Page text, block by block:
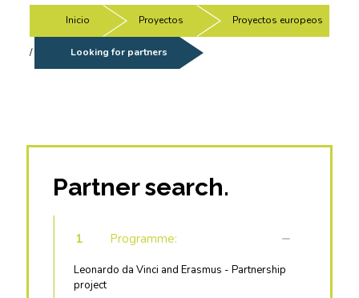
Inicio Proyectos Proyectos europeos
/ Looking for partners
Partner search.
1 Programme:
Leonardo da Vinci and Erasmus - Partnership
project